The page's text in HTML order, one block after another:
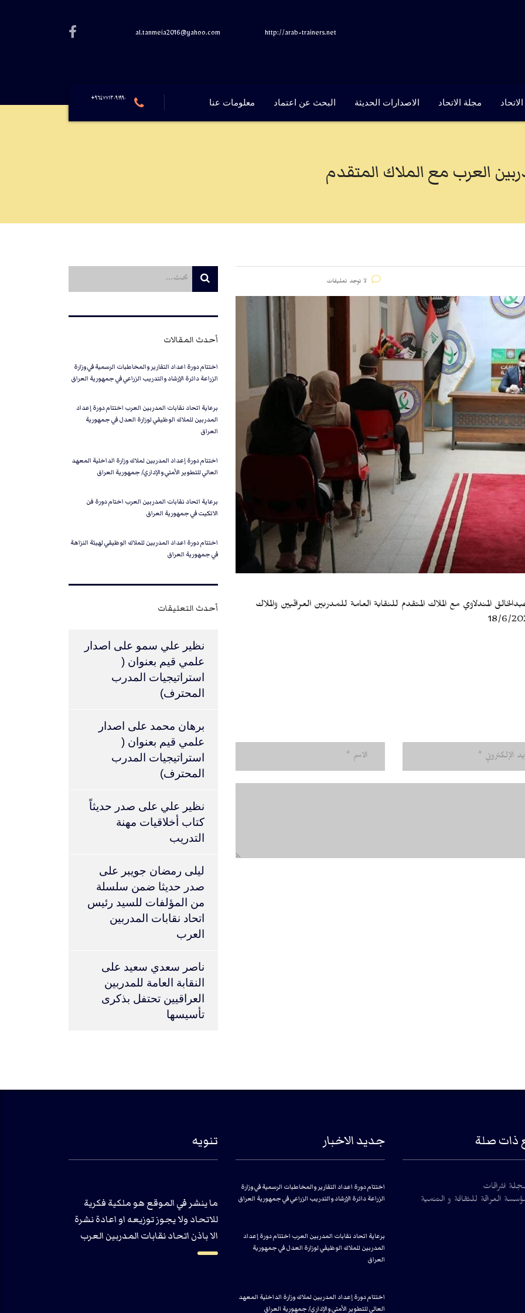
al.tanmeia2016@yahoo.com http://arab-trainers.net
مجلة الاتحاد الاصدارات الحديثة البحث عن اعتماد معلومات عنا ٩٦٤٧٧١٢٠٩١٩٩٠+
العرب مع الملاك المتقدم
لا توجد تعليقات
المندلاوي مع الملاك المتقدم للنقابة العامة للمدربين العراقيين والملاك
أحدث المقالات
اختتام دورة اعداد التقارير والمخاطبات الرسمية في وزارة
الزراعة دائرة الإرشاد والتدريب الزراعي في جمهورية العراق
برعاية اتحاد نقابات المدربين العرب اختتام دورة إعداد
المدربين للملاك الوظيفي لوزارة العدل في جمهورية
العراق
اختتام دورة إعداد المدربين لملاك وزارة الداخلية المعهد
العالي للتطوير الأمني والإداري/ جمهورية العراق
برعاية اتحاد نقابات المدربين العرب اختام دورة فن
الاتكيت في جمهورية العراق
اختتام دورة اعداد المدربين للملاك الوظيفي لهيئة النزاهة
في جمهورية العراق
أحدث التعليقات
نظير علي سمو على اصدار
علمي قيم بعنوان (
استراتيجيات المدرب
المحترف)
برهان محمد على اصدار
علمي قيم بعنوان (
استراتيجيات المدرب
المحترف)
نظير علي على صدر حديثاً
كتاب أخلاقيات مهنة
التدريب
ليلى رمضان جويبر على
صدر حديثا ضمن سلسلة
من المؤلفات للسيد رئيس
اتحاد نقابات المدربين
العرب
ناصر سعدي سعيد على
النقابة العامة للمدربين
العراقيين تحتفل بذكرى
تأسيسها
تنويه
ما ينشر في الموقع هو ملكية فكرية
للاتحاد ولا يجوز توزيعه او اعادة نشرة
الا باذن اتحاد نقابات المدربين العرب
جديد الاخبار
اختتام دورة اعداد التقارير والمخاطبات الرسمية في وزارة
الزراعة دائرة الإرشاد والتدريب الزراعي في جمهورية العراق
برعاية اتحاد نقابات المدربين العرب اختتام دورة إعداد
المدربين للملاك الوظيفي لوزارة العدل في جمهورية
العراق
اختتام دورة إعداد المدربين لملاك وزارة الداخلية المعهد
العالي للتطوير الأمني والإداري/ جمهورية العراق
ذات صلة
اشراقات
العراقة للثقافة و التنمية